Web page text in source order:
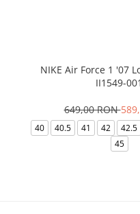
NIKE Air Force 1 '07
II1549-001
649,00 RON
40 40.5 41 42 42.5
45